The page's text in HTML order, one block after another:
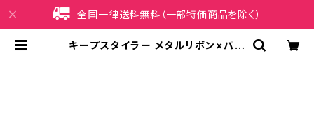
全国一律送料無料（一部特価商品を除く）
キープスタイラー メタルリボン×パー